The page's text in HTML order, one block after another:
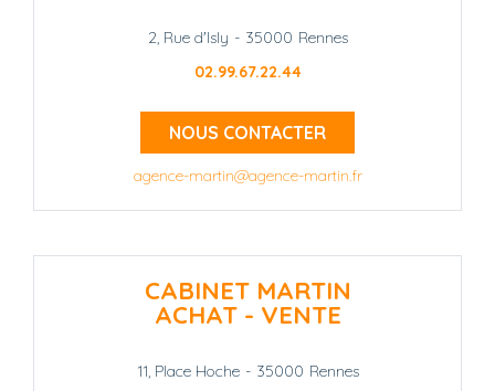
2, Rue d'Isly - 35000 Rennes
02.99.67.22.44
NOUS CONTACTER
agence-martin@agence-martin.fr
CABINET MARTIN
ACHAT - VENTE
11, Place Hoche - 35000 Rennes